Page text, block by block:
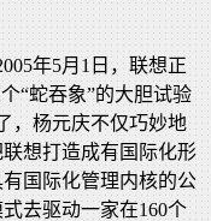
年5月1日，联想正
“蛇吞象”的大胆试验
，杨元庆不仅巧妙地
想打造成有国际化形
国际化管理内核的公
去驱动一家在160个